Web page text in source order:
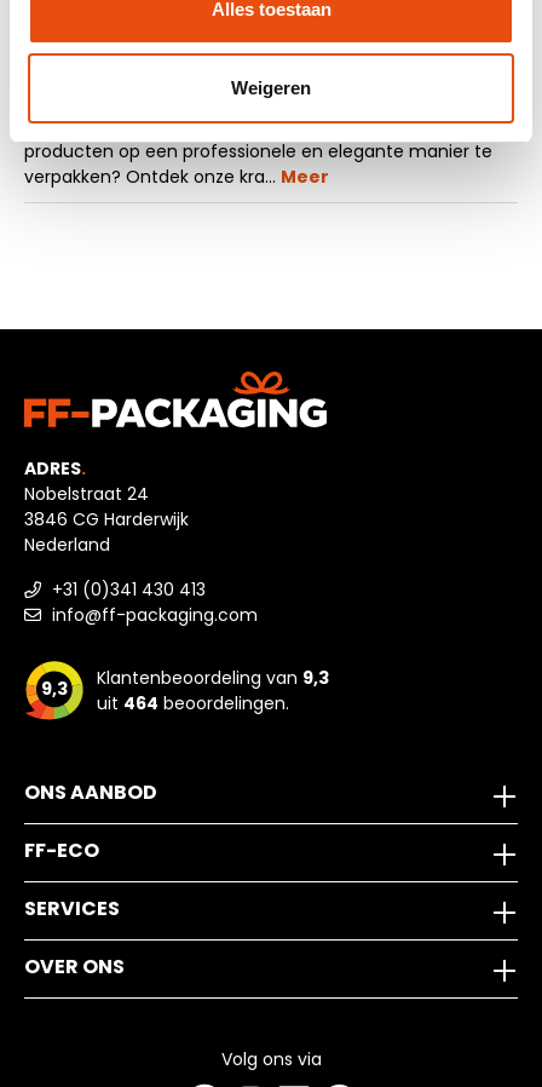
Alles toestaan
Weigeren
Bent u op zoek naar luxe geschenkdozen om uw
producten op een professionele en elegante manier te
verpakken? Ontdek onze kra… Meer
ADRES.
Nobelstraat 24
3846 CG Harderwijk
Nederland
+31 (0)341 430 413
info@ff-packaging.com
9,3 Klantenbeoordeling van 9,3
uit 464 beoordelingen.
ONS AANBOD
FF-ECO
SERVICES
OVER ONS
Volg ons via